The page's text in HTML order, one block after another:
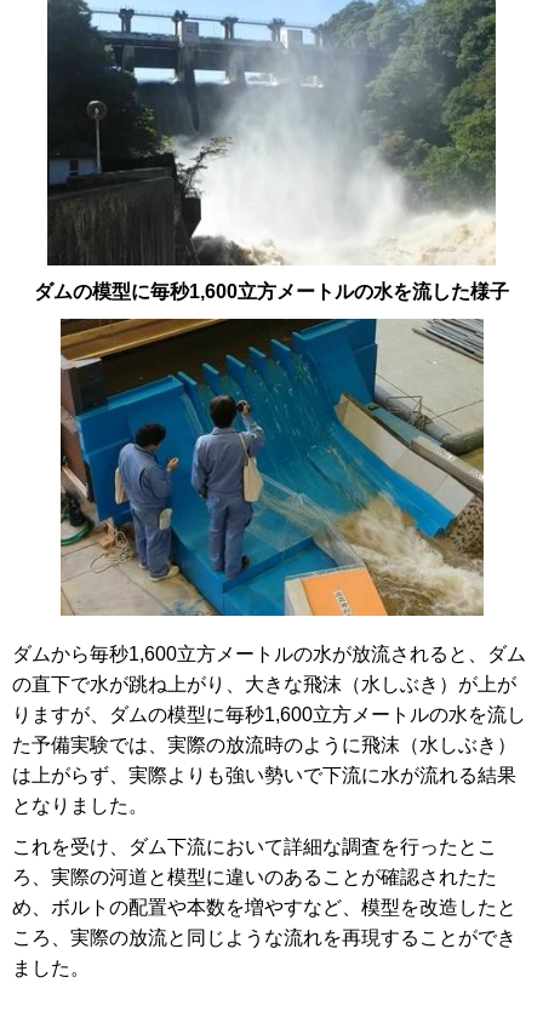
ダムの模型に毎秒1,600立方メートルの水を流した様子
ダムから毎秒1,600立方メートルの水が放流されると、ダム
の直下で水が跳ね上がり、大きな飛沫（水しぶき）が上が
りますが、ダムの模型に毎秒1,600立方メートルの水を流し
た予備実験では、実際の放流時のように飛沫（水しぶき）
は上がらず、実際よりも強い勢いで下流に水が流れる結果
となりました。
これを受け、ダム下流において詳細な調査を行ったとこ
ろ、実際の河道と模型に違いのあることが確認されたた
め、ボルトの配置や本数を増やすなど、模型を改造したと
ころ、実際の放流と同じような流れを再現することができ
ました。